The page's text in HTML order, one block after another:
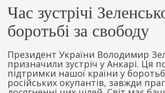
Час зустрічі
боротьбі за свободу
Президент України Володимир
призначили зустріч у Анкарі. Ця
підтримки нашої країни у
російських окупантів, завжди